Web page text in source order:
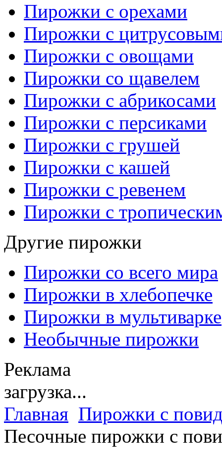
Пирожки с орехами
Пирожки с
Пирожки с овощами
Пирожки со щавелем
Пирожки с абрикосами
Пирожки с персиками
Пирожки с грушей
Пирожки с кашей
Пирожки с ревенем
Пирожки с
Другие пирожки
Пирожки со всего мира
Пирожки в хлебопечке
Пирожки в мультиварке
Необычные пирожки
Реклама
загрузка...
Главная Пирожки с
Песочные пирожки с